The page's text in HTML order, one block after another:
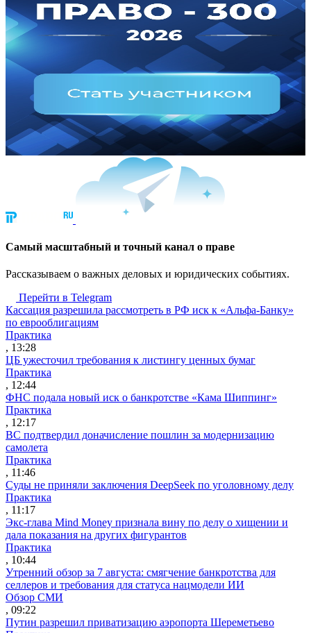
Cамый масштабный и точный канал о праве
Рассказываем о важных деловых и юридических событиях.
Перейти в Telegram
Кассация разрешила рассмотреть в РФ иск к «Альфа-Банку»
по еврооблигациям
Практика
, 13:28
ЦБ ужесточил требования к листингу ценных бумаг
Практика
, 12:44
ФНС подала новый иск о банкротстве «Кама Шиппинг»
Практика
, 12:17
ВС подтвердил доначисление пошлин за модернизацию
самолета
Практика
, 11:46
Суды не приняли заключения DeepSeek по уголовному делу
Практика
, 11:17
Экс-глава Mind Money признала вину по делу о хищении и
дала показания на других фигурантов
Практика
, 10:44
Утренний обзор за 7 августа: смягчение банкротства для
селлеров и требования для статуса нацмодели ИИ
Обзор СМИ
, 09:22
Путин разрешил приватизацию аэропорта Шереметьево